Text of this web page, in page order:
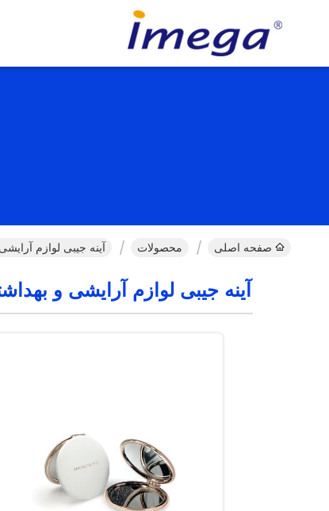
صفحه اصلی محصولات آینه جیبی لوازم
آینه جیبی لوازم آرایشی و